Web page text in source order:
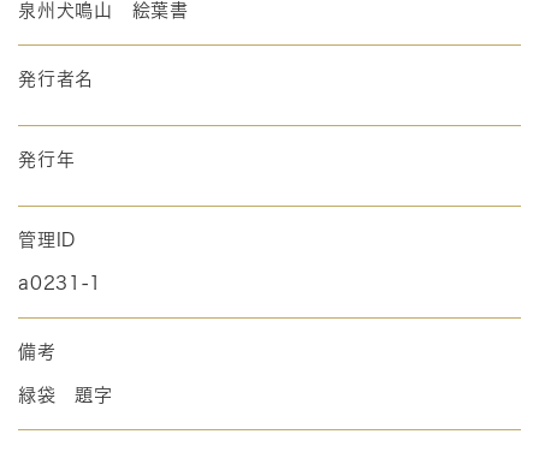
泉州犬鳴山 絵葉書
発行者名
発行年
管理ID
a0231-1
備考
緑袋 題字